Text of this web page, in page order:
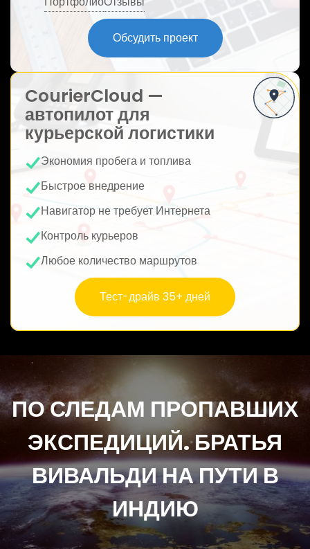
Обсудить проект
CourierCloud —
автопилот для
курьерской логистики
Экономия пробега и топлива
Быстрое внедрение
Навигатор не требует Интернета
Контроль курьеров
Любое количество маршрутов
Тест-драйв 35+ дней
ПО СЛЕДАМ ПРОПАВШИХ
ЭКСПЕДИЦИЙ. БРАТЬЯ
ВИВАЛЬДИ НА ПУТИ В
ИНДИЮ